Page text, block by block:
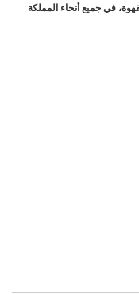
في جميع أنحاء المملكة